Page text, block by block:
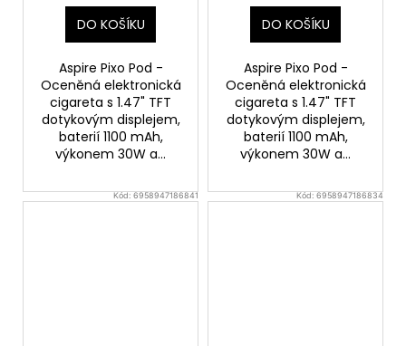
DO KOŠÍKU
Aspire Pixo Pod -
Oceněná elektronická
cigareta s 1.47" TFT
dotykovým displejem,
baterií 1100 mAh,
výkonem 30W a...
DO KOŠÍKU
Aspire Pixo Pod -
Oceněná elektronická
cigareta s 1.47" TFT
dotykovým displejem,
baterií 1100 mAh,
výkonem 30W a...
Kód:6958947186841 Kód:6958947186834